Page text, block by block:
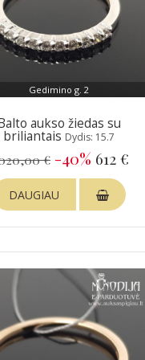
Gedimino g. 2
aukso žiedas su
briliantais Dydis: 15.7
€ -40% 612 €
DAUGIAU